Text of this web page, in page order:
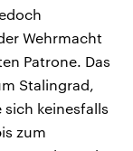
Wehrmacht
Patrone. Das
Stalingrad,
sich keinesfalls
zum